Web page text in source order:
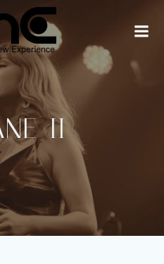
ン
テ
ン
へ
キ
ッ
プ
II